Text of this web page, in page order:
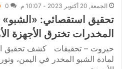
الجمعة, 20 أكتوبر 2023 - 10:07 م 0
تحقيق استقصائي: «الشبو»
المخدرات تخترق الأجهزة
حيروت – تحقيقات كشف تحقيق
لمادة الشبو المخدر في اليمن،